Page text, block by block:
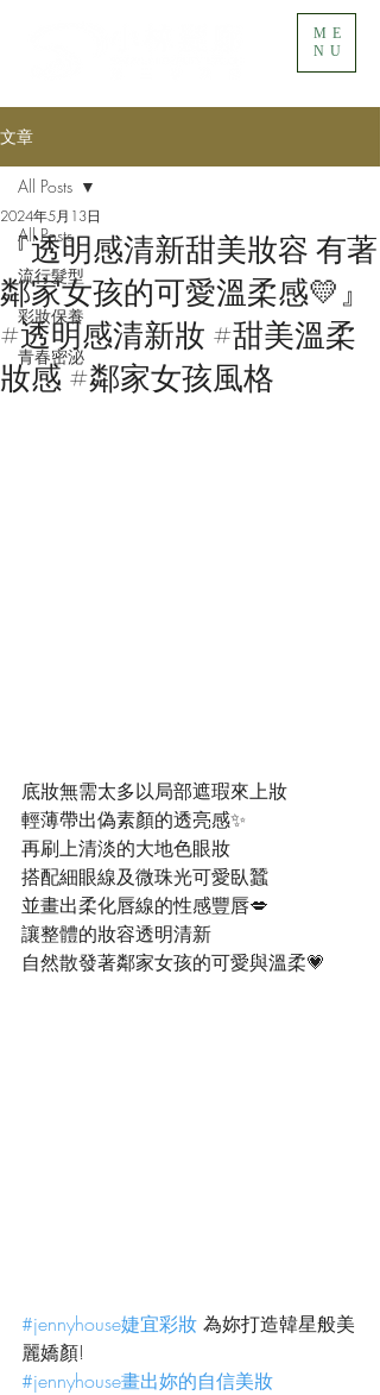
ME
NU
文章
All Posts
流行髮型
彩妝保養
青春密泌
All Posts
『透明感清新甜美妝容 有著
鄰家女孩的可愛溫柔感💛』
#透明感清新妝 #甜美溫柔
妝感 #鄰家女孩風格
2024年5月13日
底妝無需太多以局部遮瑕來上妝
輕薄帶出偽素顏的透亮感✨
再刷上清淡的大地色眼妝
搭配細眼線及微珠光可愛臥蠶
並畫出柔化唇線的性感豐唇💋
讓整體的妝容透明清新
自然散發著鄰家女孩的可愛與溫柔💗
#jennyhouse婕宜彩妝 為妳打造韓星般美
麗嬌顏!
#jennyhouse畫出妳的自信美妝